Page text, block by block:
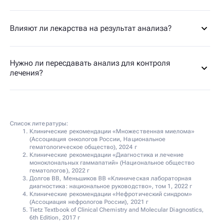
Влияют ли лекарства на результат анализа?
Нужно ли пересдавать анализ для контроля
лечения?
Список литературы:
Клинические рекомендации «Множественная миелома»
(Ассоциация онкологов России, Национальное
гематологическое общество), 2024 г
Клинические рекомендации «Диагностика и лечение
моноклональных гаммапатий» (Национальное общество
гематологов), 2022 г
Долгов ВВ, Меньшиков ВВ «Клиническая лабораторная
диагностика: национальное руководство», том 1, 2022 г
Клинические рекомендации «Нефротический синдром»
(Ассоциация нефрологов России), 2021 г
Tietz Textbook of Clinical Chemistry and Molecular Diagnostics,
6th Edition, 2017 г